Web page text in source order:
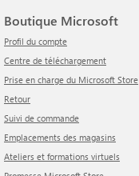
Boutique Microsoft
Profil du compte
centre de téléchargement
Prise en charge du Microsoft Store
Retour
Suivi de commande
Emplacements des magasins
Ateliers et formations virtuels